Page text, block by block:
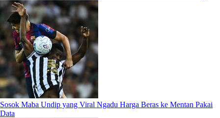
Sosok Maba Undip yang Viral Ngadu Harga Beras ke Mentan Pakai
Data